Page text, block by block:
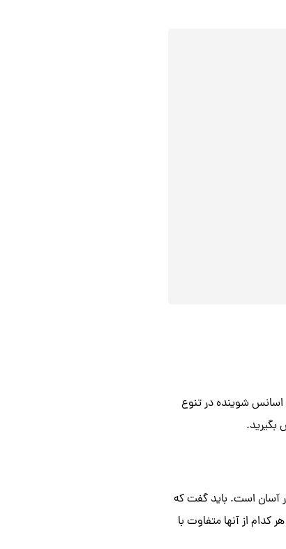
اسانس شوینده در تنوع
بگیرید.
آسان است. باید گفت که
از آنها متفاوت با